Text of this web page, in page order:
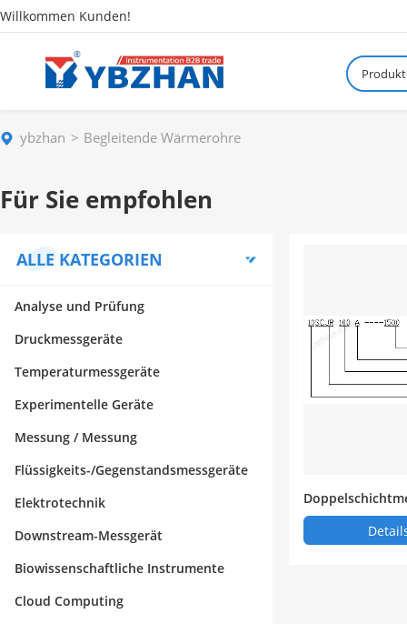
Willkommen Kunden!
ybzhan Begleitende Wärmerohre
Für Sie empfohlen
ALLE KATEGORIEN
Analyse und Prüfung
Druckmessgeräte
Temperaturmessgeräte
Experimentelle Geräte
Messung / Messung
Flüssigkeits-/Gegenstandsmessgeräte
Elektrotechnik
Downstream-Messgerät
Biowissenschaftliche Instrumente
Cloud Computing
etallschlauch)